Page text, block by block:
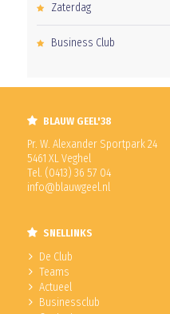
Zaterdag
Business Club
BLAUW GEEL'38
Pr. W. Alexander Sportpark 24
5461 XL Veghel
Tel. (0413) 36 57 04
info@blauwgeel.nl
SNELLINKS
De Club
Teams
Actueel
Businessclub